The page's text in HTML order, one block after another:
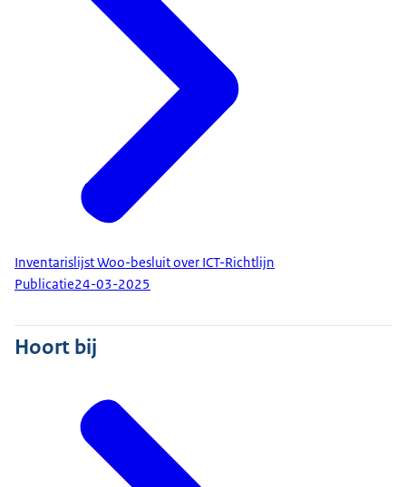
Inventarislijst Woo-besluit over ICT-Richtlijn
Publicatie24-03-2025
Hoort bij